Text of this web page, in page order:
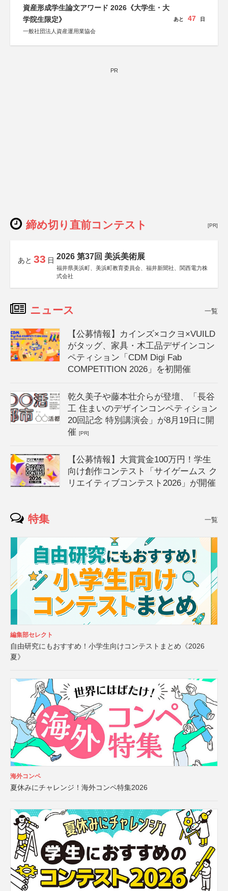
会、森林火災対策協会
資産形成学生論文アワード 2026《大学生・大
学院生限定》
一般社団法人資産運用業協会
あと 47 日
PR
締め切り直前コンテスト [PR]
あと 33 日 2026 第37回 美浜美術展
福井県美浜町、美浜町教育委員会、福井新聞社、関西電力株
式会社
ニュース 一覧
【公募情報】カインズ×コクヨ×VUILD
がタッグ、家具・木工品デザインコン
ペティション「CDM Digi Fab
COMPETITION 2026」を初開催
乾久美子や藤本壮介らが登壇、「長谷
工 住まいのデザインコンペティション
20回記念 特別講演会」が8月19日に開
催[PR]
【公募情報】大賞賞金100万円！学生
向け創作コンテスト「サイゲームス ク
リエイティブコンテスト2026」が開催
特集 一覧
編集部セレクト
自由研究にもおすすめ！小学生向けコンテストまとめ《2026
夏》
海外コンペ
夏休みにチャレンジ！海外コンペ特集2026